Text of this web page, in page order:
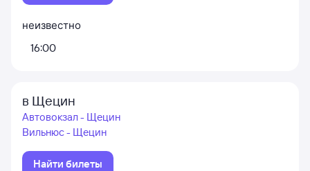
неизвестно
16:00
в Щецин
Автовокзал - Щецин
Вильнюс - Щецин
Найти билеты